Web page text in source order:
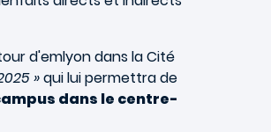
d'emlyon dans la Cité
»qui lui permettra de
dans le centre-